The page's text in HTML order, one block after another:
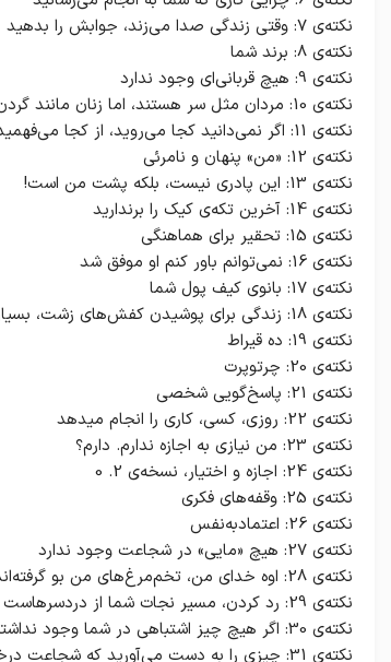
نکته‌ی 7: وقتی زندگی صدا می‌زند، جوابش را بدهید
نکته‌ی 8: برند شما
نکته‌ی 9: هیچ قربانی‌ای وجود ندارد
نکته‌ی 10: مردان مثل سر هستند، اما زنان مانند گردن!
نکته‌ی 11: اگر نمی‌دانید کجا می‌روید، از کجا می‌فهمید رسیده‌اید؟
نکته‌ی 12: «من» پنهان و نامرئی
نکته‌ی 13: این پادری نیست، بلکه پشت من است!
نکته‌ی 14: آخرین تکه‌ی کیک را برندارید
نکته‌ی 15: تحقیر برای هماهنگی
نکته‌ی 16: نمی‌توانم باور کنم او موفق شد
نکته‌ی 17: بانوی کیف پول شما
نکته‌ی 18: زندگی برای پوشیدن کفش‌های زشت، بسیار کوتاه است
نکته‌ی 19: ده قیراط
نکته‌ی 20: چرتوپرت
نکته‌ی 21: پاسخ‌گویی شخصی
نکته‌ی 22: روزی، کسی، کاری را انجام میدهد
نکته‌ی 23: من نیازی به اجازه ندارم. دارم؟
نکته‌ی 24: اجازه و اختیار، نسخه‌ی 2. 0
نکته‌ی 25: وقفه‌های فکری
نکته‌ی 26: اعتماد‌به‌نفس
نکته‌ی 27: هیچ «مایی» در شجاعت وجود ندارد
نکته‌ی 28: اوه خدای من، تخم‌مرغ‌های من بو گرفته‌اند
نکته‌ی 29: رد کردن، مسیر نجات شما از دردسرهاست
نکته‌ی 30: اگر هیچ چیز اشتباهی در شما وجود نداشته باشد، چه اتفاقی می‌افتد؟
نکته‌ی 31: چیزی را به دست می‌آورید که شجاعت درخواست آن را داشته باشید